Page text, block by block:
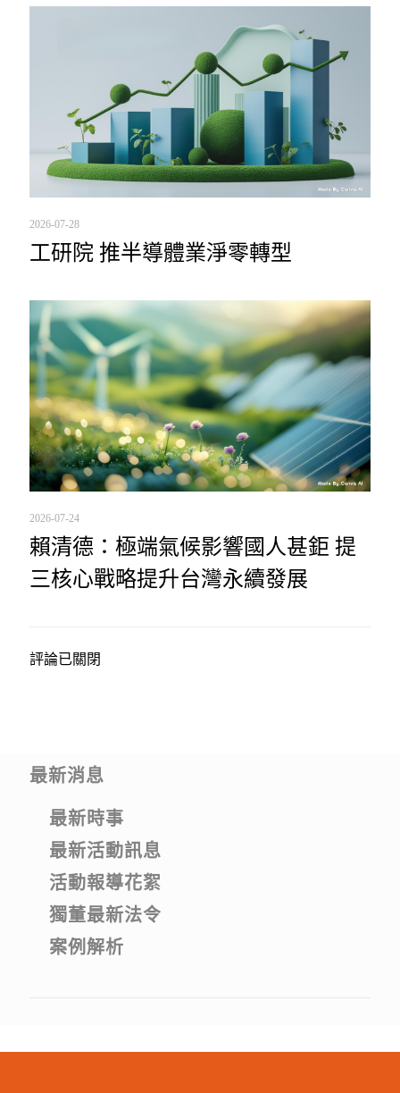
2026-07-28
工研院 推半導體業淨零轉型
2026-07-24
賴清德：極端氣候影響國人甚鉅 提
三核心戰略提升台灣永續發展
評論已關閉
最新消息
最新時事
最新活動訊息
活動報導花絮
獨董最新法令
案例解析